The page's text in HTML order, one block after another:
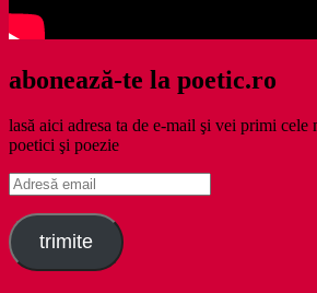
abonează-te la poetic.ro
lasă aici adresa ta de e-mail şi vei primi cele
poetici şi poezie
Adresă
email
trimite